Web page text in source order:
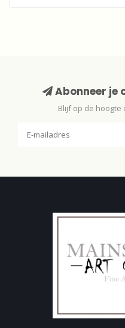
Abonneer je
Blijf op de hoogte